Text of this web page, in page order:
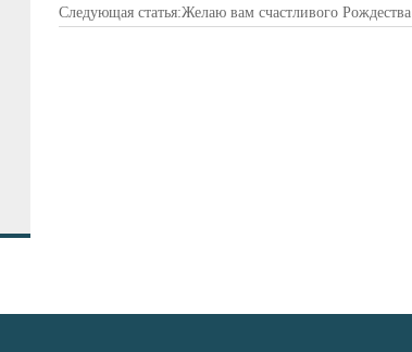
Следующая статья:Желаю вам счастливого Рождества